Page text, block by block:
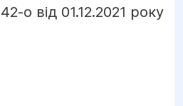
о від 01.12.2021 року